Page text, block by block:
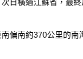
日橫過江蘇省，最
偏南約370公里的